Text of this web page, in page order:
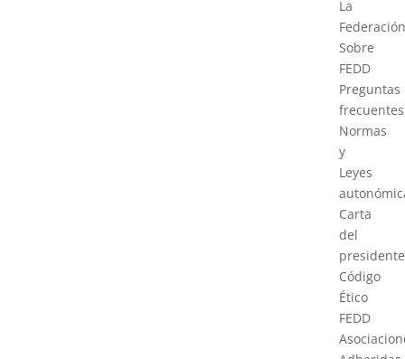
La
Federación
Sobre
FEDD
Preguntas
frecuentes
Normas
y
Leyes
Carta
del
presidente
Código
Ético
FEDD